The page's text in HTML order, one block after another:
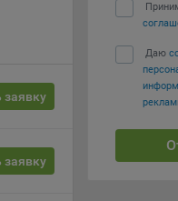
заявку
заявку
Даю